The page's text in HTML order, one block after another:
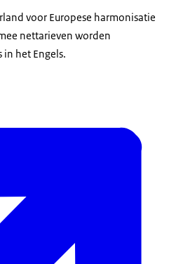
voor Europese harmonisatie
nettarieven worden
het Engels.